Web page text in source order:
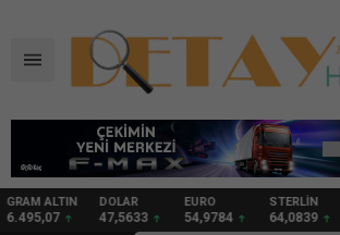
DOLAR
47,5633
EURO
54,9784
STERLİN
64,0839
BIST 100
13.703,13